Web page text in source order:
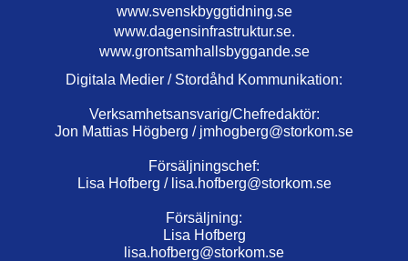
www.svenskbyggtidning.se
www.dagensinfrastruktur.se.
www.grontsamhallsbyggande.se
Digitala Medier / Stordåhd Kommunikation:
Verksamhetsansvarig/Chefredaktör:
Jon Mattias Högberg / jmhogberg@storkom.se
Försäljningschef:
Lisa Hofberg / lisa.hofberg@storkom.se
Försäljning:
Lisa Hofberg
lisa.hofberg@storkom.se